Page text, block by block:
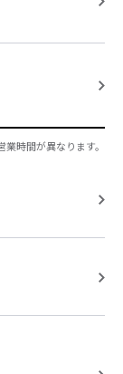
時間が異なります。